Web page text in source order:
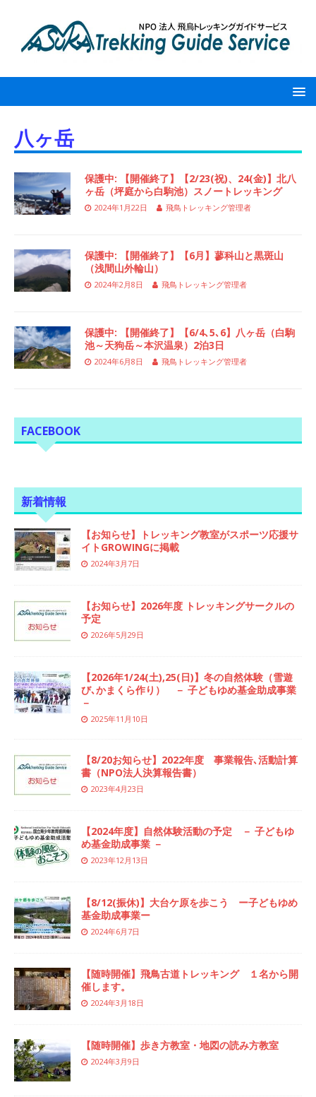
八ヶ岳
保護中: 【開催終了】【2/23(祝)、24(金)】北八
ヶ岳（坪庭から白駒池）スノートレッキング
2024年1月22日 飛鳥トレッキング管理者
保護中: 【開催終了】【6月】蓼科山と黒斑山
（浅間山外輪山）
2024年2月8日 飛鳥トレッキング管理者
保護中: 【開催終了】【6/4､5､6】八ヶ岳（白駒
池～天狗岳～本沢温泉）2泊3日
2024年6月8日 飛鳥トレッキング管理者
FACEBOOK
新着情報
【お知らせ】トレッキング教室がスポーツ応援サ
イトGROWINGに掲載
2024年3月7日
【お知らせ】2026年度 トレッキングサークルの
予定
2026年5月29日
【2026年1/24(土),25(日)】冬の自然体験（雪遊
び､かまくら作り） － 子どもゆめ基金助成事業
－
2025年11月10日
【8/20お知らせ】2022年度 事業報告､活動計算
書（NPO法人決算報告書）
2023年4月23日
【2024年度】自然体験活動の予定 － 子どもゆ
め基金助成事業 －
2023年12月13日
【8/12(振休)】大台ケ原を歩こう ー子どもゆめ
基金助成事業ー
2024年6月7日
【随時開催】飛鳥古道トレッキング １名から開
催します。
2024年3月18日
【随時開催】歩き方教室・地図の読み方教室
2024年3月9日